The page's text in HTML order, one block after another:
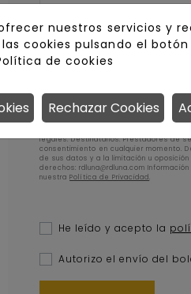
INFORMACIÓN BÁSICA DE PROTECCIÓN
Y ENCOFRADOS, S.L.U. Finalidad del
newsletters, comunicaciones
legítimo y consentimiento del
exista un interés mutuo o durante el
legales. Destinatarios: Prestadores de
consentimiento en cualquier momento.
de sus datos y a la limitación u
derechos: rdluna@rdluna.com
nuestraPolítica de Privacidad.
He leído y acepto la
Autorizo el envío del
nuestros servicios y
cookies pulsando el botón
de cookies
Rechazar Cookies